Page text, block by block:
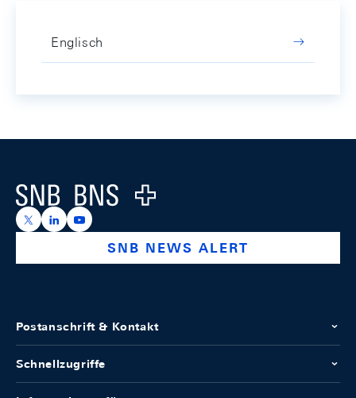
Englisch
Logo
https://x.com/snb_bns
https://ch.linkedin.com/company/swiss-national-
https://www.youtube.com/@swissnationalbank
SNB NEWS ALERT
Postanschrift & Kontakt
Schnellzugriffe